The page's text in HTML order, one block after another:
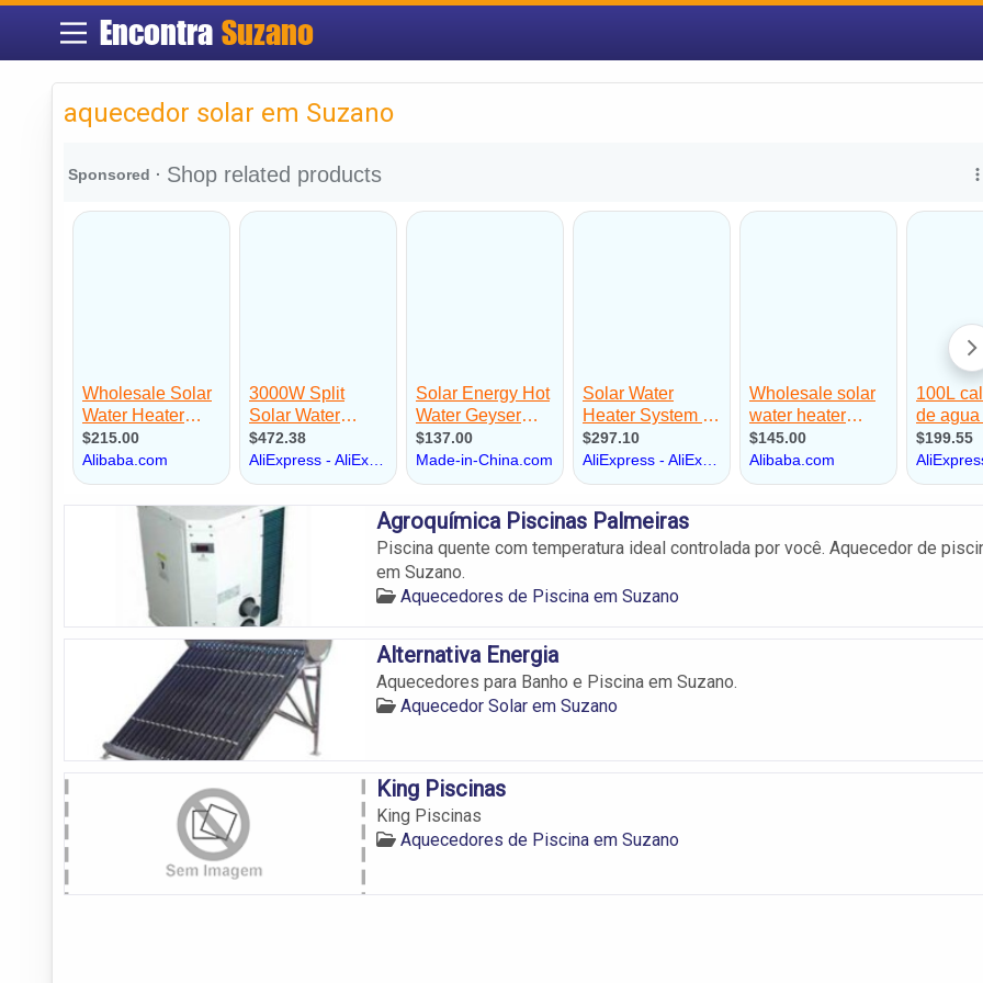
Encontra Suzano
aquecedor solar em Suzano
Agroquímica Piscinas Palmeiras
Piscina quente com temperatura ideal controlada por você. Aquecedor de
em Suzano.
Aquecedores de Piscina em Suzano
Alternativa Energia
Aquecedores para Banho e Piscina em Suzano.
Aquecedor Solar em Suzano
King Piscinas
King Piscinas
Aquecedores de Piscina em Suzano